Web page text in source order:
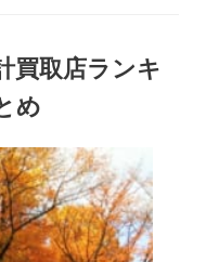
買取店ランキ
め